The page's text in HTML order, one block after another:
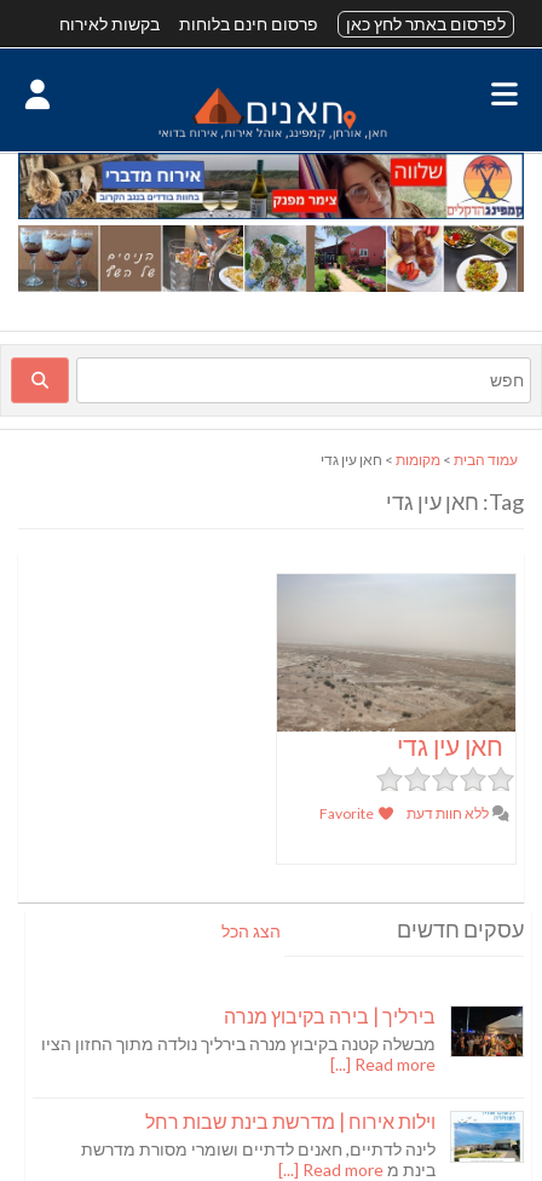
לפרסום באתר לחץ כאן פרסום חינם בלוחות בקשות לאירוח
עמוד הבית > מקומות > חאן עין גדי
Tag: חאן עין גדי
חאן עין גדי
ללא חוות דעת
עסקים חדשים הצג הכל
בירליך | בירה בקיבוץ מנרה
מבשלה קטנה בקיבוץ מנרה בירליך נולדה מתוך החזון הציו
Read more [...]
וילות אירוח | מדרשת בינת שבות רחל
לינה לדתיים, חאנים לדתיים ושומרי מסורת מדרשת
בינת מRead more [...]